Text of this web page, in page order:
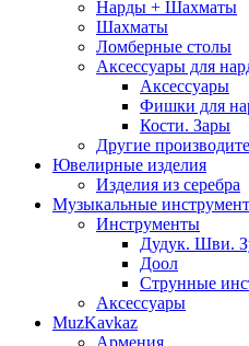
Нарды + Шахматы
Шахматы
Ломберные столы
Аксессуары для
Аксессуары
Фишки для
Кости. Зары
Другие
Ювелирные изделия
Изделия из серебра
Музыкальные
Инструменты
Дудук. Шви.
Доол
Струнные
Аксессуары
MuzKavkaz
Армения